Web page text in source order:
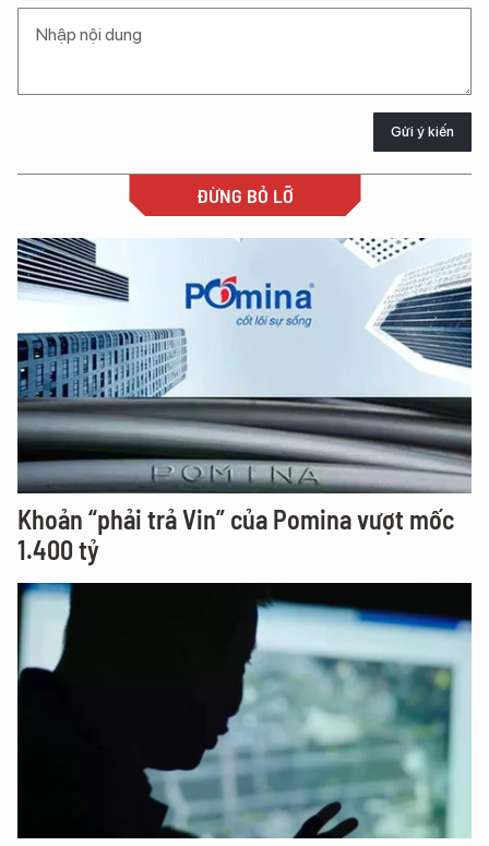
Gửi ý kiến
ĐỪNG BỎ LỠ
Khoản “phải trả Vin” của Pomina vượt mốc
1.400 tỷ